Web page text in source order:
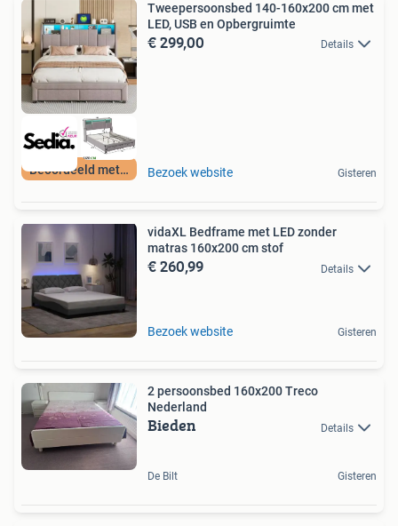
Beoordeeld met 9+
Tweepersoonsbed 140-160x200 cm met
LED, USB en Opbergruimte
€ 299,00 Details
Bezoek website Gisteren
vidaXL Bedframe met LED zonder
matras 160x200 cm stof
€ 260,99 Details
Bezoek website Gisteren
2 persoonsbed 160x200 Treco
Nederland
Bieden Details
De Bilt Gisteren